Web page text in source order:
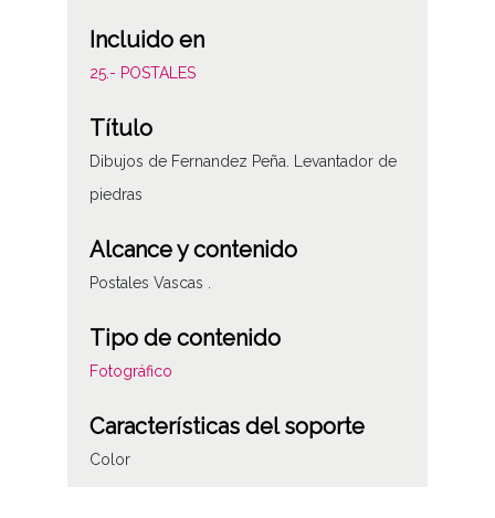
Incluido en
25.- POSTALES
Título
Dibujos de Fernandez Peña. Levantador de
piedras
Alcance y contenido
Postales Vascas .
Tipo de contenido
Fotográfico
Características del soporte
Color